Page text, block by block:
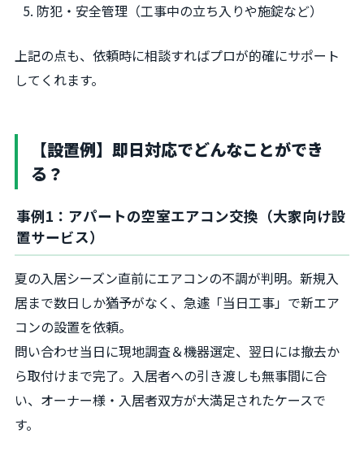
防犯・安全管理（工事中の立ち入りや施錠など）
上記の点も、依頼時に相談すればプロが的確にサポート
してくれます。
【設置例】即日対応でどんなことができ
る？
事例1：アパートの空室エアコン交換（大家向け設
置サービス）
夏の入居シーズン直前にエアコンの不調が判明。新規入
居まで数日しか猶予がなく、急遽「当日工事」で新エア
コンの設置を依頼。
問い合わせ当日に現地調査＆機器選定、翌日には撤去か
ら取付けまで完了。入居者への引き渡しも無事間に合
い、オーナー様・入居者双方が大満足されたケースで
す。